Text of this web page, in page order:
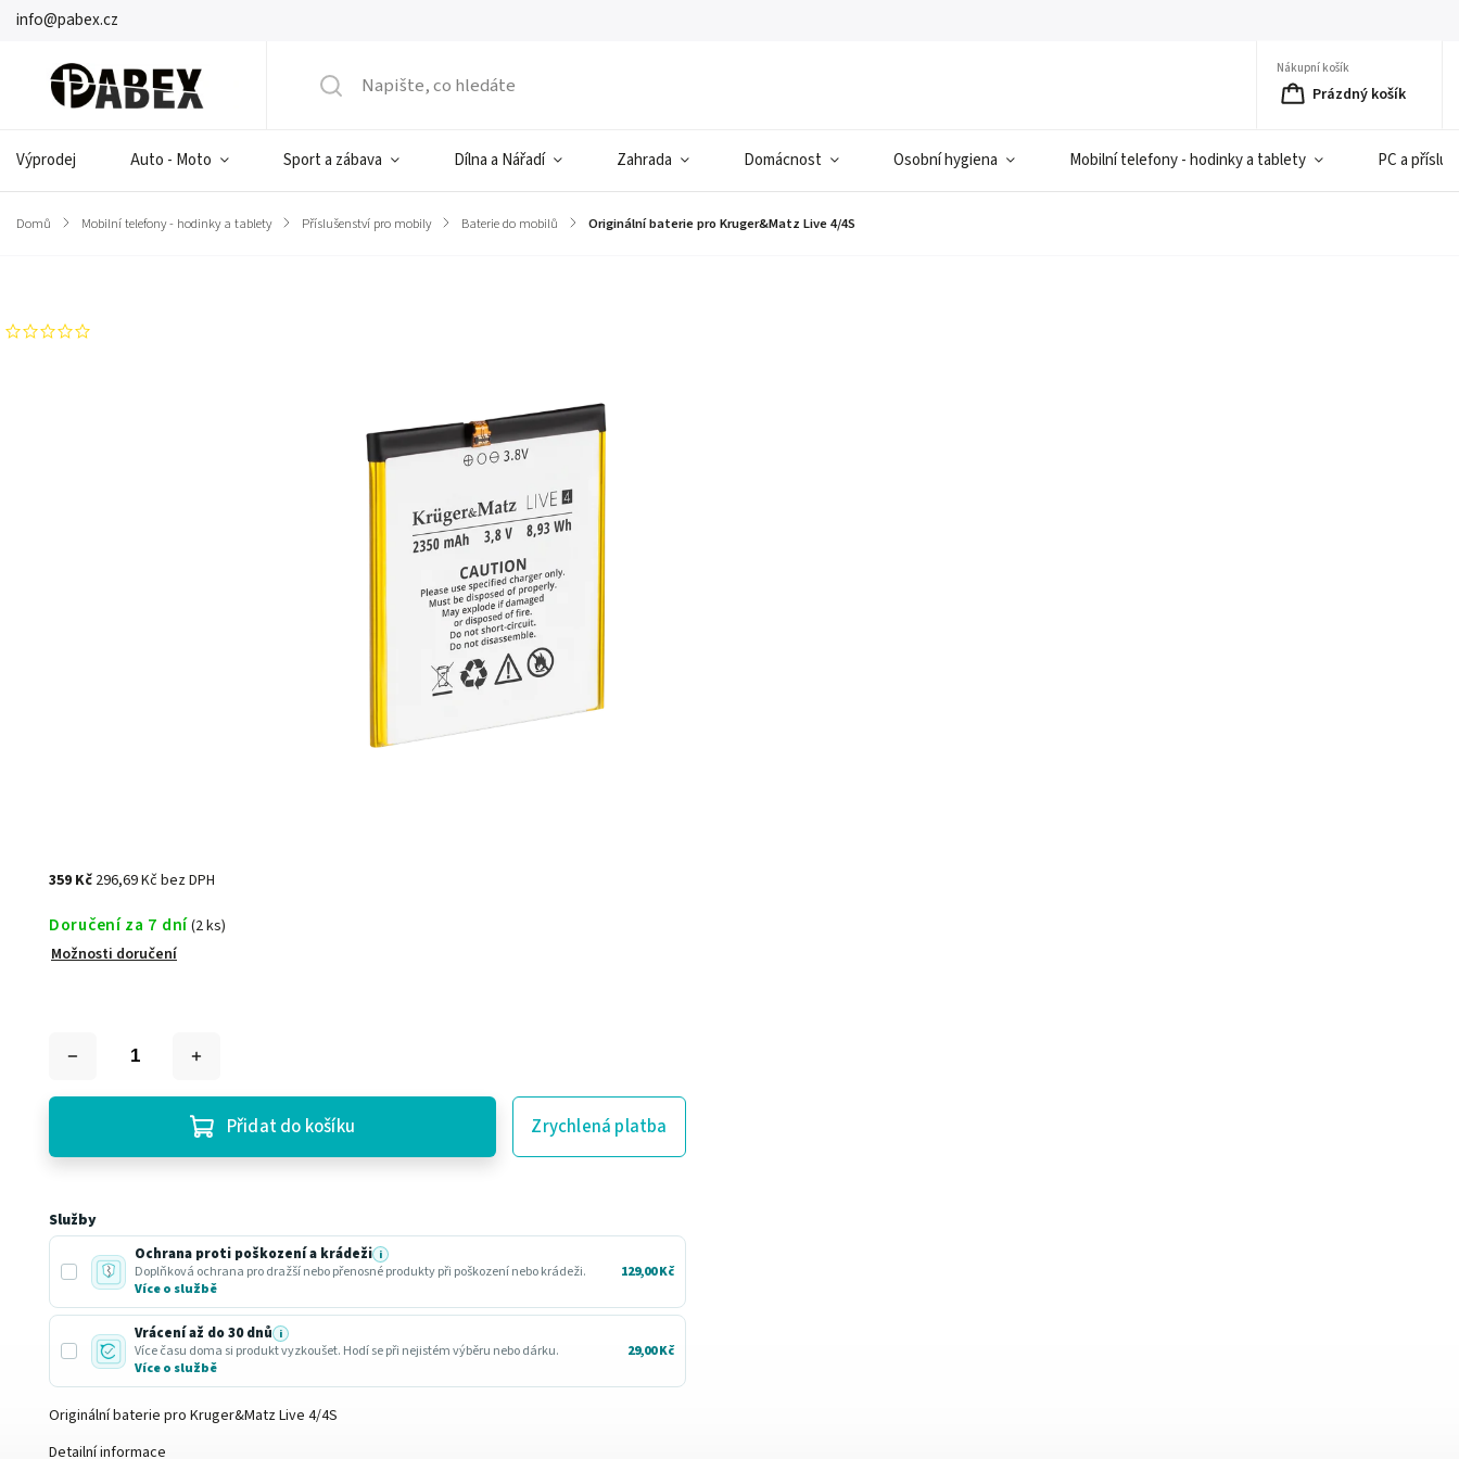
info@pabex.cz
Nákupní košík
Prázdný košík
Výprodej Auto - Moto Sport a zábava Dílna a Nářadí Zahrada Domácnost Osobní hygiena Mobilní telefony - hodinky a tablety PC a
Domů / Mobilní telefony - hodinky a tablety / Příslušenství pro mobily / Baterie do mobilů / Originální baterie pro Kruger&Matz Live 4/4S
359 Kč 296,69 Kč bez DPH
Doručení za 7 dní(2 ks)
Možnosti doručení
Přidat do košíku Zrychlená platba
Služby
Ochrana proti poškození a krádeži i
Doplňková ochrana pro dražší nebo přenosné produkty při poškození nebo krádeži.
Více o službě
129,00 Kč
Vrácení až do 30 dnů i
Více času doma si produkt vyzkoušet. Hodí se při nejistém výběru nebo dárku.
Více o službě
29,00 Kč
Originální baterie pro Kruger&Matz Live 4/4S
Detailní informace